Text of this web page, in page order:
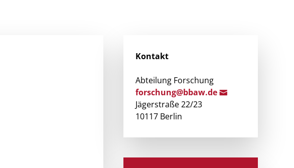
Kontakt
Abteilung Forschung
forschung@bbaw.de
Jägerstraße 22/23
10117 Berlin